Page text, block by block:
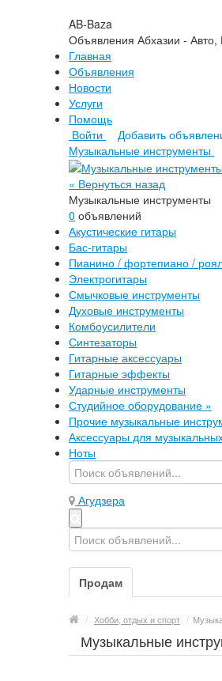
AB-Baza
Объявления Абхазии - Авто,
Главная
Объявления
Новости
Услуги
Помощь
Войти
Добавить
Музыкальные инструменты
« Вернуться назад
Музыкальные инструменты
0 объявлений
Акустические гитары
Бас-гитары
Пианино / фортепиано /
Электрогитары
Смычковые инструменты
Духовые инструменты
Комбоусилители
Синтезаторы
Гитарные аксессуары
Гитарные эффекты
Ударные инструменты
Студийное оборудование »
Прочие музыкальные
Аксессуары для
Ноты
Агудзера
Продам
/ Хобби, отдых и спорт /
Музыкальные